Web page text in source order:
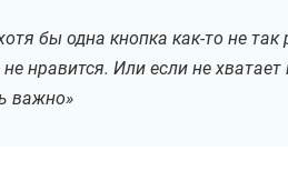
бы одна кнопка как-то не
нравится. Или если не
важно»